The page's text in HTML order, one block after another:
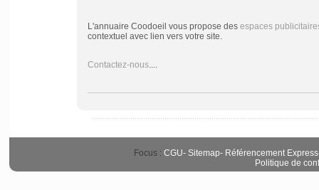
L'annuaire Coodoeil vous propose des espaces
contextuel avec lien vers votre site.
Contactez-nous....
Focus : CGU- Sitemap- Référencement Express
Politique de